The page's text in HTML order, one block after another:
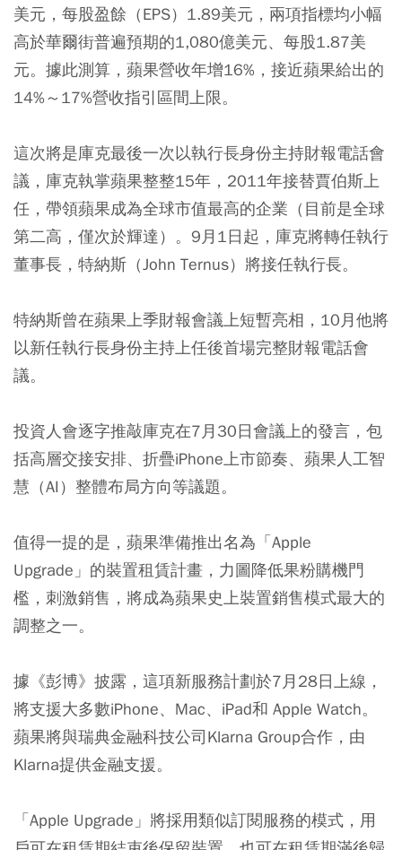
美元，每股盈餘（EPS）1.89美元，兩項指標均小幅
高於華爾街普遍預期的1,080億美元、每股1.87美
元。據此測算，蘋果營收年增16%，接近蘋果給出的
14%～17%營收指引區間上限。
這次將是庫克最後一次以執行長身份主持財報電話會
議，庫克執掌蘋果整整15年，2011年接替賈伯斯上
任，帶領蘋果成為全球市值最高的企業（目前是全球
第二高，僅次於輝達）。9月1日起，庫克將轉任執行
董事長，特納斯（John Ternus）將接任執行長。
特納斯曾在蘋果上季財報會議上短暫亮相，10月他將
以新任執行長身份主持上任後首場完整財報電話會
議。
投資人會逐字推敲庫克在7月30日會議上的發言，包
括高層交接安排、折疊iPhone上市節奏、蘋果人工智
慧（AI）整體布局方向等議題。
值得一提的是，蘋果準備推出名為「Apple
Upgrade」的裝置租賃計畫，力圖降低果粉購機門
檻，刺激銷售，將成為蘋果史上裝置銷售模式最大的
調整之一。
據《彭博》披露，這項新服務計劃於7月28日上線，
將支援大多數iPhone、Mac、iPad和 Apple Watch。
蘋果將與瑞典金融科技公司Klarna Group合作，由
Klarna提供金融支援。
「Apple Upgrade」將採用類似訂閱服務的模式，用